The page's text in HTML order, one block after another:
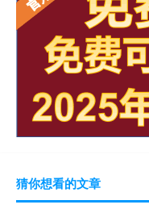
猜你想看的文章